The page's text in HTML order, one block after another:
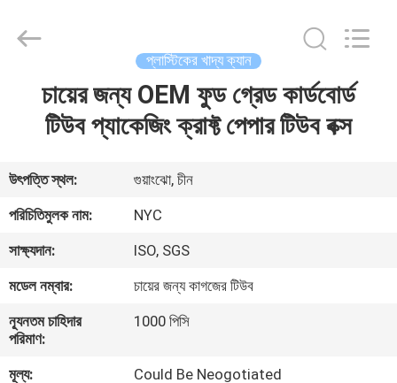
আমাদের
সম্পর্কে
কারখানা
ভ্রমণ
Co.,Ltd..
প্লাস্টিকের খাদ্য ক্যান
চায়ের জন্য OEM ফুড গ্রেড কার্ডবোর্ড
টিউব প্যাকেজিং ক্রাফ্ট পেপার টিউব বক্স
উৎপত্তি স্থল:
গুয়াংঝো, চীন
পরিচিতিমুলক নাম:
NYC
সাক্ষ্যদান:
ISO, SGS
মডেল নম্বার:
চায়ের জন্য কাগজের টিউব
ন্যূনতম চাহিদার
পরিমাণ:
1000 পিসি
মূল্য:
Could Be Neogotiated